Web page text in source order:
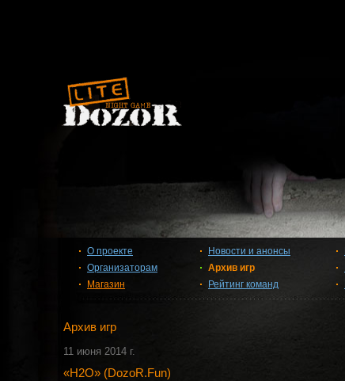
О проекте
Организаторам
Магазин
Новости и анонсы
Архив игр
Рейтинг команд
Архив игр
11 июня 2014 г.
«H2O» (DozoR.Fun)